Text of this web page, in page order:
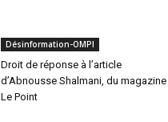
Désinformation-OMPI
Droit de réponse à l’article
d’Abnousse Shalmani, du magazine
Le Point